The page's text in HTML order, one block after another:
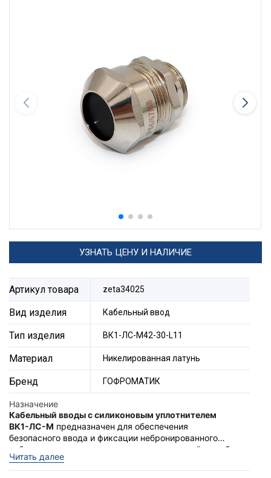
УЗНАТЬ ЦЕНУ И НАЛИЧИЕ
Артикул товара zeta34025
Вид изделия Кабельный ввод
Тип изделия ВК1-ЛС-М42-30-L11
Материал Никелированная латунь
Бренд ГОФРОМАТИК
Назначение
Кабельный вводы с силиконовым уплотнителем
ВК1-ЛС-М предназначен для обеспечения
безопасного ввода и фиксации небронированного
кабеля в корпус электротехнического устройства. С
широким температурным диапазоном эксплуатации
от -60 до +150 °С
Ввод выполняет функцию удерживающего
Читать далее